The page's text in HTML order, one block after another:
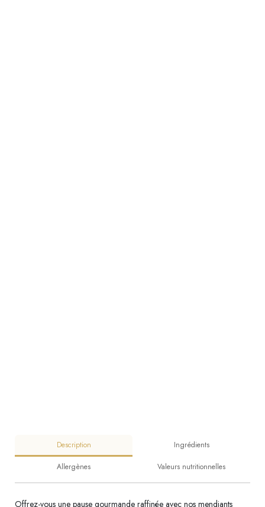
Description Ingrédients
Allergènes Valeurs nutritionnelles
Offrez-vous une pause gourmande raffinée avec nos mendiants